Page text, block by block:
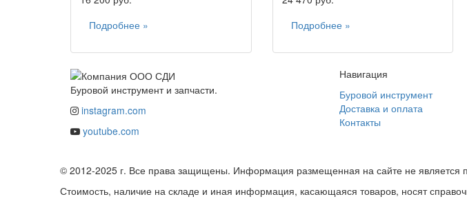
Подробнее »
Подробнее »
Буровой инструмент и запчасти.
instagram.com
youtube.com
Навигация
Буровой инструмент
Доставка и оплата
Контакты
© 2012-2025 г. Все права защищены. Информация размещенная на сайте не является
Стоимость, наличие на складе и иная информация, касающаяся товаров, носят